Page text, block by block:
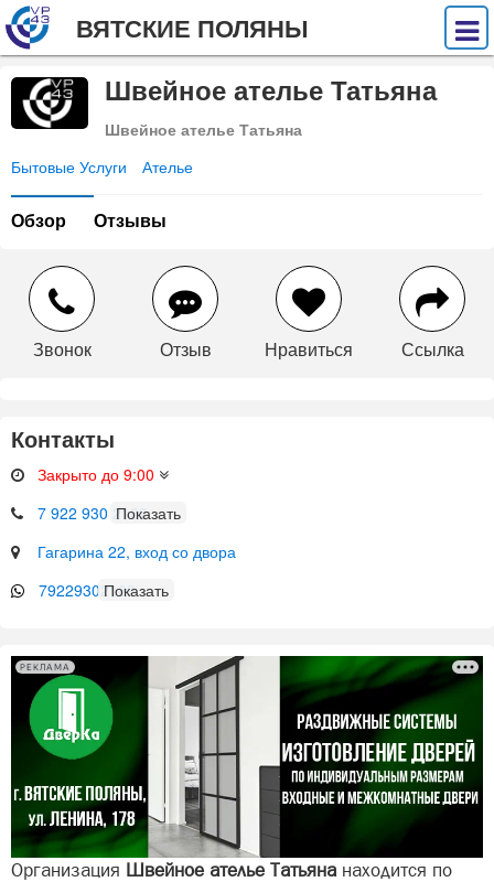
ВЯТСКИЕ ПОЛЯНЫ
Швейное ателье Татьяна
Швейное ателье Татьяна
Бытовые Услуги Ателье
Обзор Отзывы
Звонок Отзыв Нравиться Ссылка
Контакты
Закрыто до 9:00
7 922 930 2189
Гагарина 22, вход со двора
79229302189
РЕКЛАМА
Организация Швейное ателье Татьяна находится по